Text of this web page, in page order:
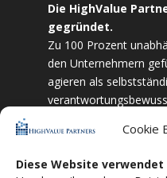
Cookie
Diese Website verwendet
Die HighValue
gegründet.
Zu 100 Prozent
den Unternehmern
agieren als
und Zielstrebigkeit sind